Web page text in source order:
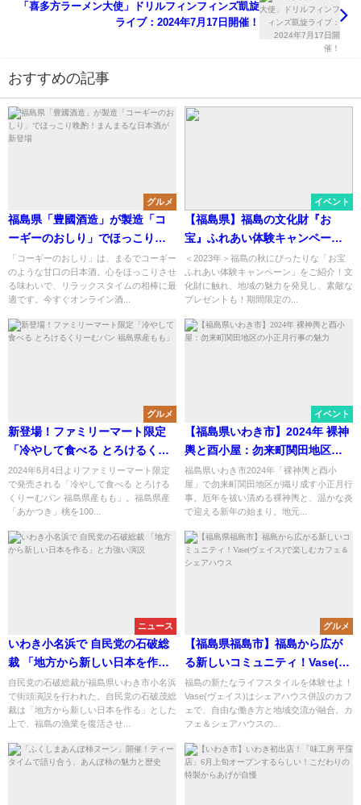
「喜多方ラーメン大使」ドリルフィンフィンズ凱旋
ライブ：2024年7月17日開催！
おすすめの記事
グルメ
福島県「豊國酒造」が製造「コ
ーギーのおしり」でほっこり晩
酌！まんまるな日本酒が新登場
「コーギーのおしり」は、まるでコーギー
のような甘口の日本酒。心をほっこりさせ
る味わいで、リラックスタイムの相棒に最
適です。今すぐオンライン酒...
イベント
【福島県】福島の文化財『お
宝』ふれあい体験キャンペーン
で秋の冒険へ！
＜2023年＞福島の秋にぴったりな「お宝
ふれあい体験キャンペーン」をご紹介！文
化財に触れ、地域の魅力を発見し、素敵な
プレゼントも！期間限定の...
グルメ
新登場！ファミリーマート限定
「冷やして食べる とろけるくり
ーむパン 福島県産もも」
2024年6月4日よりファミリーマート限定
で発売される「冷やして食べる とろける
くりーむパン 福島県産もも」。福島県産
「あかつき」桃を100...
イベント
【福島県いわき市】2024年 裸神
輿と酉小屋：勿来町関田地区の
小正月行事の魅力
福島県いわき市2024年「裸神輿と酉小
屋」で勿来町関田地区が織り成す小正月行
事。厄年を祓い清める裸神輿と、温かな炎
で迎える新年の始まり。地元...
ニュース
いわき小名浜で 自民党の石破総
裁 「地方から新しい日本を作
る」と力強い演説
自民党の石破総裁が福島県いわき市小名浜
で街頭演説を行われた。自民党の石破茂総
裁は「地方から新しい日本を作る」とした
上で、福島の漁業を復活させ...
グルメ
【福島県福島市】福島から広が
る新しいコミュニティ！Vase(ヴ
ェイス)で楽しむカフェ＆シェア
ハウス
福島の新たなライフスタイルを体験せよ！
Vase(ヴェイス)はシェアハウス併設のカフ
ェで、自由な働き方と地域交流が融合。カ
フェ＆シェアハウスの...